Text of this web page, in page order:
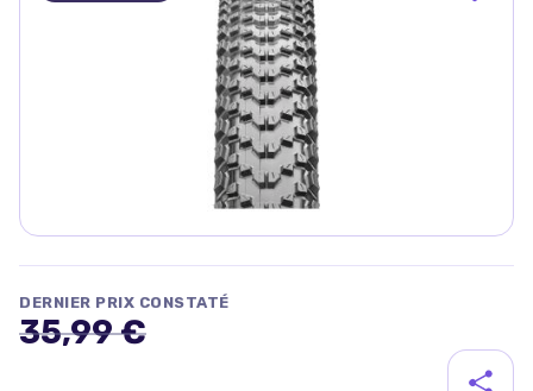
DERNIER PRIX CONSTATÉ
35,99 €